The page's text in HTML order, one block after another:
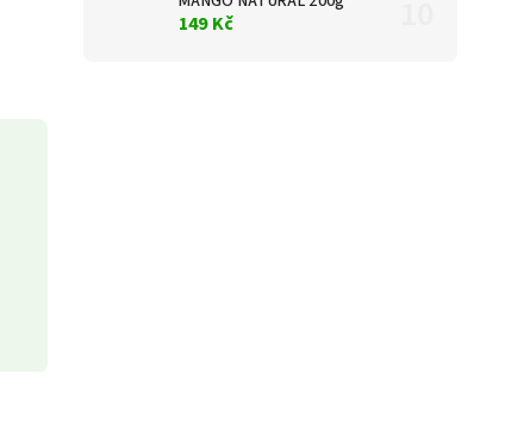
149 Kč